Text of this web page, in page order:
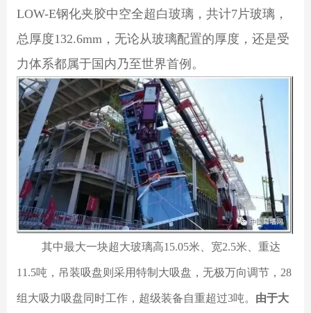
LOW-E钢化夹胶中空全超白玻璃，共计7片玻璃，
总厚度132.6mm，无论从玻璃配置的厚度，还是受
力体系都属于国内乃至世界首例。
其中最大一块超大玻璃高15.05米、宽2.5米、重达
11.5吨，吊装吸盘则采用特制大吸盘，无极万向调节，28
组大吸力吸盘同时工作，超级装备自重超过3吨。 由于大